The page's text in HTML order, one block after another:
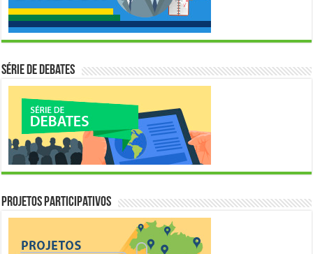
Série de Debates
Projetos Participativos